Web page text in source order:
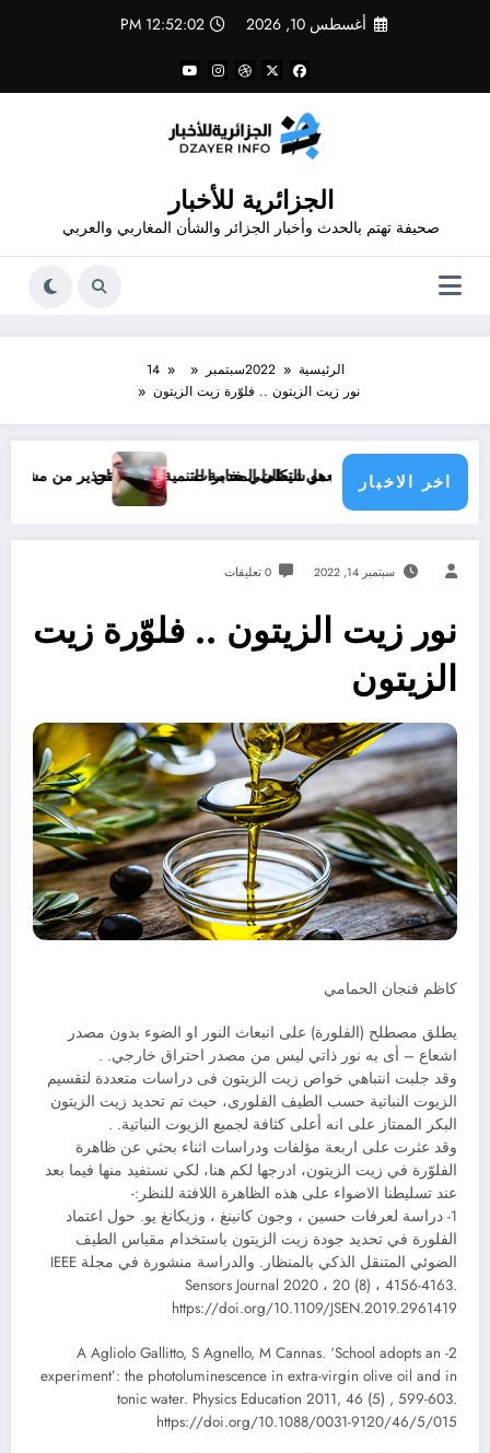
أغسطس 10, 2026 12:52:02 PM
الجزائرية للأخبار
صحيفة تهتم بالحدث وأخبار الجزائر والشأن المغاربي والعربي
الرئيسية 2022سبتمبر
14
نور زيت الزيتون .. فلوّرة زيت الزيتون
اخر الاخبار
و العمل التكاملي خدمة للتنمية و المواطن
من هو شيطان المخابرات تحذير من مشروبات غازية ..
سبتمبر 14, 2022 0 تعليقات
نور زيت الزيتون .. فلوّرة زيت
الزيتون
كاظم فنجان الحمامي
يطلق مصطلح (الفلورة) على انبعاث النور او الضوء بدون مصدر
اشعاع – أى به نور ذاتي ليس من مصدر احتراق خارجي. .
وقد جلبت انتباهي خواص زيت الزيتون فى دراسات متعددة لتقسيم
الزيوت النباتية حسب الطيف الفلورى، حيث تم تحديد زيت الزيتون
البكر الممتاز على انه أعلى كثافة لجميع الزيوت النباتية. .
وقد عثرت على اربعة مؤلفات ودراسات اثناء بحثي عن ظاهرة
الفلوّرة في زيت الزيتون، ادرجها لكم هنا، لكي نستفيد منها فيما بعد
عند تسليطنا الاضواء على هذه الظاهرة اللافتة للنظر:-
1- دراسة لعرفات حسين ، وجون كانينغ ، وزيكانغ يو. حول اعتماد
الفلورة في تحديد جودة زيت الزيتون باستخدام مقياس الطيف
الضوئي المتنقل الذكي بالمنظار. والدراسة منشورة في مجلة IEEE
Sensors Journal 2020 ، 20 (8) ، 4156-4163.
https://doi.org/10.1109/JSEN.2019.2961419
2- A Agliolo Gallitto, S Agnello, M Cannas. ‘School adopts an
experiment’: the photoluminescence in extra-virgin olive oil and in
tonic water. Physics Education 2011, 46 (5) , 599-603.
https://doi.org/10.1088/0031-9120/46/5/015